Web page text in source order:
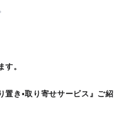
す。
置き•取り寄せサービス』ご紹